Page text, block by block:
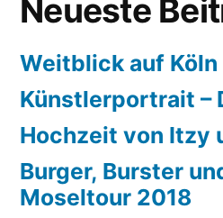
Neueste
Weitblick auf Köln
Künstlerportrait –
Hochzeit von Itzy
Burger, Burster
Moseltour 2018